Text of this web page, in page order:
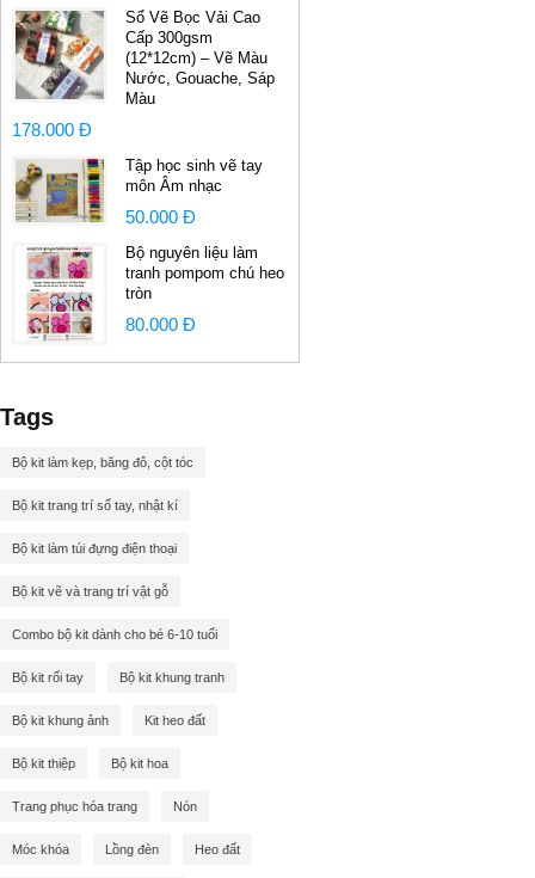
Sổ Vẽ Bọc Vải Cao
Cấp 300gsm
(12*12cm) – Vẽ Màu
Nước, Gouache, Sáp
Màu
178.000 Đ
Tập học sinh vẽ tay
môn Âm nhạc
50.000 Đ
Bộ nguyên liệu làm
tranh pompom chú heo
tròn
80.000 Đ
Tags
Bộ kit làm kẹp, băng đô, cột tóc
Bộ kit trang trí sổ tay, nhật kí
Bộ kit làm túi đựng điện thoại
Bộ kit vẽ và trang trí vật gỗ
Combo bộ kit dành cho bé 6-10 tuổi
Bộ kit rối tay Bộ kit khung tranh
Bộ kit khung ảnh Kit heo đất
Bộ kit thiệp Bộ kit hoa
Trang phục hóa trang Nón
Móc khóa Lồng đèn Heo đất